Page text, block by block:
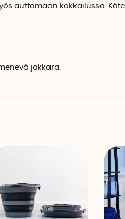
auttamaan kokkailussa.
jakkara.